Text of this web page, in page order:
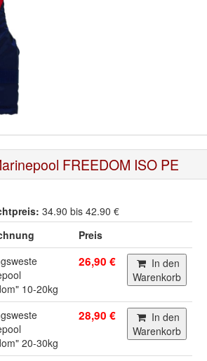
FREEDOM ISO PE
34.90 bis 42.90 €
Preis
10-20kg
26,90 €
Warenkorb
20-30kg
28,90 €
Warenkorb